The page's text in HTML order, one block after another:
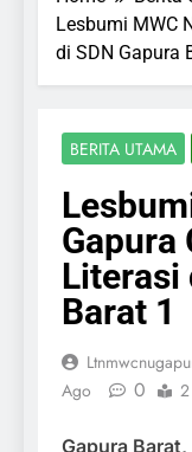
Lesbumi MWC
di SDN Gapura
BERITA UTAMA
Gapura
Literasi
Barat 1
Ago
0
Gapura